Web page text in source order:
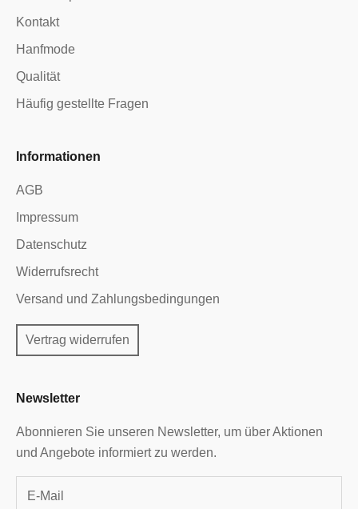
Kontakt
Hanfmode
Qualität
Häufig gestellte Fragen
Informationen
AGB
Impressum
Datenschutz
Widerrufsrecht
Versand und Zahlungsbedingungen
Vertrag widerrufen
Newsletter
Abonnieren Sie unseren Newsletter, um über Aktionen
und Angebote informiert zu werden.